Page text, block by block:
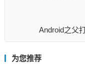
Android之父
为您推荐